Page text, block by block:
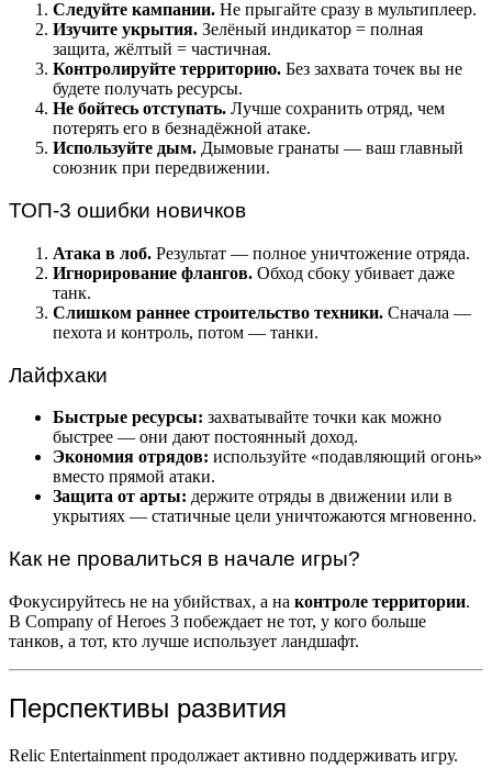
Следуйте кампании. Не прыгайте сразу в мультиплеер.
Изучите укрытия. Зелёный индикатор = полная
защита, жёлтый = частичная.
Контролируйте территорию. Без захвата точек вы не
будете получать ресурсы.
Не бойтесь отступать. Лучше сохранить отряд, чем
потерять его в безнадёжной атаке.
Используйте дым. Дымовые гранаты — ваш главный
союзник при передвижении.
ТОП-3 ошибки новичков
Атака в лоб. Результат — полное уничтожение отряда.
Игнорирование флангов. Обход сбоку убивает даже
танк.
Слишком раннее строительство техники. Сначала —
пехота и контроль, потом — танки.
Лайфхаки
Быстрые ресурсы: захватывайте точки как можно
быстрее — они дают постоянный доход.
Экономия отрядов: используйте «подавляющий огонь»
вместо прямой атаки.
Защита от арты: держите отряды в движении или в
укрытиях — статичные цели уничтожаются мгновенно.
Как не провалиться в начале игры?
Фокусируйтесь не на убийствах, а на контроле территории.
В Company of Heroes 3 побеждает не тот, у кого больше
танков, а тот, кто лучше использует ландшафт.
Перспективы развития
Relic Entertainment продолжает активно поддерживать игру.